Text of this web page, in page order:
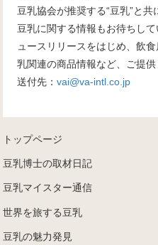
豆乳協会が推奨する“豆乳”と共
豆乳に関する情報もお待ちし
ュースリリースをはじめ、飲
乳関連の商品情報など、ご提供
送付先：vai@va-intl.co.jp
トップページ
豆乳博士の取材日記
豆乳マイスター通信
世界を旅する豆乳
豆乳の魅力発見